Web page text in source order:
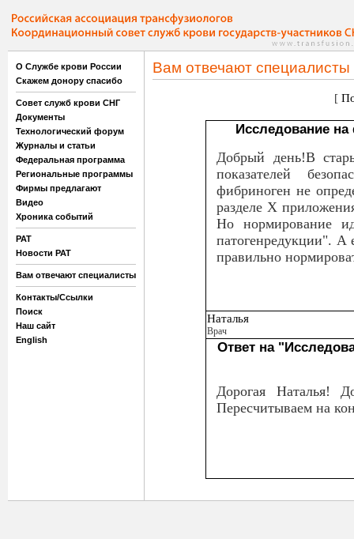
О Службе крови России
Скажем донору спасибо
Совет служб крови СНГ
Документы
Технологический форум
Журналы и статьи
Федеральная программа
Региональные программы
Фирмы предлагают
Видео
Хроника событий
РАТ
Новости РАТ
Вам отвечают специалисты
Контакты/Ссылки
Поиск
Наш сайт
English
Вам отвечают специалисты
[
Исследование на
Добрый день!В
показателей
фибриноген не
разделе X
Но нормирование
патогенредукции". А
правильно
Наталья
Врач
Ответ на
Дорогая Наталья!
Пересчитываем на